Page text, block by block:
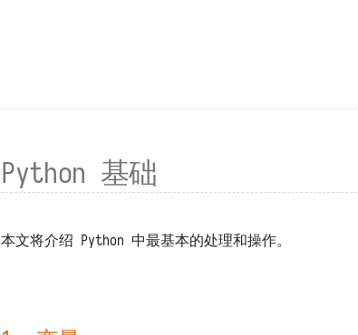
Python 基础
本文将介绍 Python 中最基本的处理和操作。